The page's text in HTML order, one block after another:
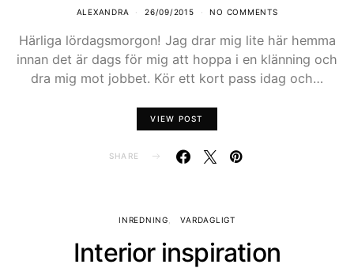
ALEXANDRA 26/09/2015 NO COMMENTS
Härliga lördagsmorgon! Jag drar mig lite här hemma
innan det är dags för mig att hoppa i en klänning och
dra mig mot jobbet. Kör ett kort pass idag och…
VIEW POST
SHARE
INREDNING VARDAGLIGT
Interior inspiration